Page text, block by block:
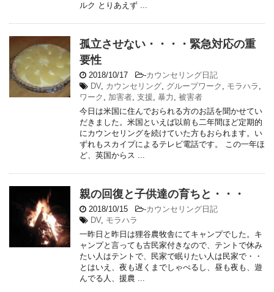
ルク とりあえず ...
孤立させない・・・・緊急対応の重
要性
2018/10/17 -カウンセリング日記
DV, カウンセリング, グループワーク , モラハラ ,
ワーク , 加害者, 支援, 暴力 , 被害者
今日は米国に住んでおられる方のお話を聞かせてい
だきました。米国といえば以前も二年間ほど定期的
にカウンセリングを続けていた方もおられます。い
ずれもスカイプによるテレビ電話です。 この一年ほ
ど、英国からス ...
親の回復と子供達の育ちと・・・
2018/10/15 -カウンセリング日記
DV, モラハラ
一昨日と昨日は狸谷農牧舎にてキャンプでした。キ
ャンプと言っても古民家付きなので、テントで休み
たい人はテントで、民家で眠りたい人は民家で・・
とはいえ、夜も遅くまでしゃべるし、昼も夜も、遊
んでる人、援農 ...